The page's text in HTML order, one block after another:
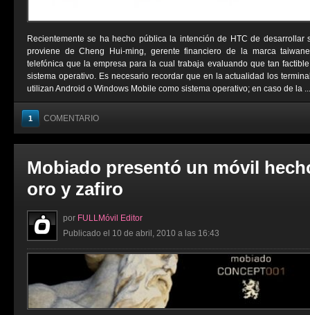
Recientemente se ha hecho pública la intención de HTC de desarrollar
proviene de Cheng Hui-ming, gerente financiero de la marca
telefónica que la empresa para la cual trabaja evaluando que tan
sistema operativo. Es necesario recordar que en la actualidad los
utilizan Android o Windows Mobile como sistema operativo; en caso de la ...
1 COMENTARIO
Mobiado presentó un móvil
oro y zafiro
por FULLMóvil Editor
Publicado el 10 de abril, 2010 a las 16:43